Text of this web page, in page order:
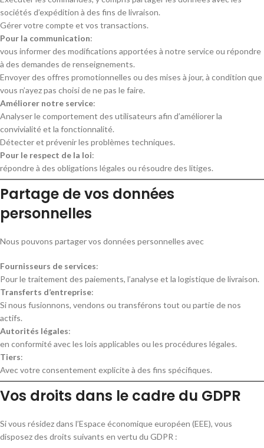
sociétés d’expédition à des fins de livraison.
Gérer votre compte et vos transactions.
Pour la communication:
vous informer des modifications apportées à notre service ou répondre
à des demandes de renseignements.
Envoyer des offres promotionnelles ou des mises à jour, à condition que
vous n’ayez pas choisi de ne pas le faire.
Améliorer notre service:
Analyser le comportement des utilisateurs afin d’améliorer la
convivialité et la fonctionnalité.
Détecter et prévenir les problèmes techniques.
Pour le respect de la loi:
répondre à des obligations légales ou résoudre des litiges.
Partage de vos données
personnelles
Nous pouvons partager vos données personnelles avec
Fournisseurs de services:
Pour le traitement des paiements, l’analyse et la logistique de livraison.
Transferts d’entreprise:
Si nous fusionnons, vendons ou transférons tout ou partie de nos
actifs.
Autorités légales:
en conformité avec les lois applicables ou les procédures légales.
Tiers:
Avec votre consentement explicite à des fins spécifiques.
Vos droits dans le cadre du GDPR
Si vous résidez dans l’Espace économique européen (EEE), vous
disposez des droits suivants en vertu du GDPR :